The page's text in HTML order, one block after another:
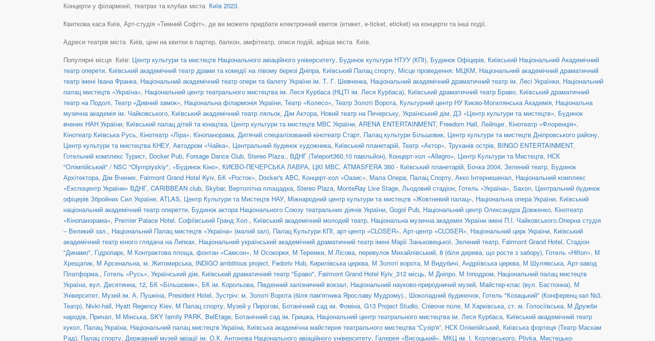
Концерти у філармонії, театрах та клубах міста Київ 2023.
Квиткова каса Київ, Арт-студія «Темний Софіт», де ви можете придбати електронний квиток (етикет, e-ticket, eticket) на концерти та інші події.
Адреси театрів міста Київ, ціни на квитки в партер, балкон, амфітеатр, описи подій, афіша міста Київ.
Популярні місця Київ: Центр культури та мистецтв Національного авіаційного університету, Будинок культури НТУУ (КПІ), Будинок Офіцерів, Київський Національний Академічний
театр оперети, Київський академічний театр драми та комедії на лівому березі Дніпра, Київський Палац спорту, Місце проведення: МЦКМ, Національний академічний драматичний
театр імені Івана Франка, Національний академічний театр опери та балету України ім. Т. Г. Шевченка, Національний академічний драматичний театр ім. Лесі Українки, Національний
палац мистецтв «Україна», Національний центр театрального мистецтва ім. Леся Курбаса (НЦТІ ім. Леся Курбаса), Київський драматичний театр Браво, Київський драматичний
театр на Подолі, Театр «Дивний замок», Національна філармонія України, Театр «Колесо», Театр Золоті Ворота, Культурний центр НУ Києво-Могилянська Академія, Національна
музична академія ім. Чайковського, Київський академічний театр ляльок, Дім Актора, Новий театр на Печерську, Український дім, ДЗ «Центр культури та мистецтв», Будинок
вчених НАН України, Київський палац дітей та юнацтва, Центр культури та мистецтв МВС України, ARENA ENTERTAINMENT, Freedom Hall, Лейпциг, Кінотеатр «Флоренція»,
Кінотеатр Київська Русь, Кінотеатр «Ліра», Кінопанорама, Дитячий спеціалізований кінотеатр Старт, Палац культури Більшовик, Центр культури та мистецтв Дніпровського району,
Центр культури та мистецтва КНЕУ, Автодром «Чайка», Центральний будинок художника, Київський планетарій, Театр «Актор», Труханів острів, BINGO ENTERTAINMENT,
Готельний комплекс Турист, Docker Pub, Forsage Dance Club, Stereo Plaza., ВДНГ (Teleport360,10 павільйон), Концерт-хол «Allegro», Центр Культури та Мистецтв, НСК
"Олімпійський" / NSC "Olympiyskiy", «Будинок Кіно», КИЄВО-ПЕЧЕРСЬКА ЛАВРА, ЦКІ МВС, ATMASFERA 360 - Київський планетарій, Бочка 2004, Зелений театр, Будинок
Архітектора, Дім Вчених, Fairmont Grand Hotel Kyiv, БК «Росток», Docker's ABC, Концерт-хол «Оазис», Мала Опера, Палац Спорту, Акко Інтернешенал, Національний комплекс
«Експоцентр України» ВДНГ, CARIBBEAN club, Skybar, Вертолітна площадка, Stereo Plaza, MonteRay Live Stage, Льодовий стадіон, Готель «Україна», Saxon, Центральний будинок
офіцерів Збройних Сил України, ATLAS, Центр Культури та Мистецтв НАУ, Міжнародний центр культури та мистецтв «Жовтневий палац», Національна опера України, Київський
національний академічний театр оперетти, Будинок актора Національного Союзу театральних діячів України, Gogol Pub, Національний центр Олександра Довженко, Кінотеатр
«Кінопанорама», Premier Palace Hotel. Софіївський Гранд Хол., Київський академічний молодий театр, Національна музична академія України імені П.І. Чайковського.Оперна студія
– Великий зал., Національний Палац мистецтв «Україна» (малий зал), Палац Культури КПІ, арт-центр «CLOSER», Арт-центр «CLOSER», Національний цирк України, Київський
академічний театр юного глядача на Липках, Національний український академічний драматичний театр імені Марії Заньковецької, Зелений театр, Fairmont Grand Hotel, Стадіон
"Динамо", Гідропарк, М Контрактова площа, фонтан «Самсон», М Осокорки, М Теремки, М Лісова, перевулок Михайлівський, 8 (біля дерева, що росте з забору), Готель «Hilton», М
Хрещатик, М Арсенальна, м. Житомирська, INDIGO ambitious project, Fedoriv Hub, Кирилівська церква, М Золоті ворота, М Видубичі, Андріївська церква, М Шулявська, Арт-завод
Платформа., Готель «Русь», Український дім, Київський драматичний театр "Браво", Fairmont Grand Hotel Kyiv_312 місць, М Дніпро, М Іпподром, Національний палац мистецтв
Україна, вул. Десятинна, 12, БК «Більшовик», БК ім. Корольова, Південний залізничний вокзал, Національний науково-природничий музей, Майстер-клас (вул. Бастіонна), М
Університет, Музей ім. А. Пушкіна, President Hotel, Зустріч: м. Золоті Ворота (біля пам'ятника Ярославу Мудрому)., Шоколадний будиночок, Готель "Козацький" (Конференц-зал №3.
Театр), Nivki-hall, Hyatt Regency Kiev, М Палац спорту, Музей у Пирогові, Ботанічний сад ім. Фоміна, G13 Project Studio, Співоче поле, М Харківська, ст. м. Голосіївська, М Дружби
народів, Причал, М Мінська, SKY family PARK, BelEtage, Ботанічний сад ім. Гришка, Національний центр театрального мистецтва ім. Леся Курбаса, Київський академічний театр
кукол, Палац Україна, Національний палац мистецтв Україна, Київська академічна майстерня театрального мистецтва “Сузір'я”, НСК Олімпійський, Київська фортеця (Театр Маскам
Рад), Палац спорту, Державний музей авіації ім. О.К. Антонова Національного авіаційного університету, Галерея «Висоцький», МКЦ ім. І. Козловського, Plivka, Мистецько-